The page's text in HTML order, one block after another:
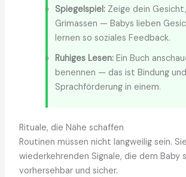
Spiegelspiel:Zeige dein
Grimassen — Babys lieben
lernen so soziales Feedback.
Ruhiges Lesen:Ein Buch
benennen — das ist Bindung und
Sprachförderung in einem.
Rituale, die Nähe schaffen
Routinen müssen nicht langweilig sein.
wiederkehrenden Signale, die dem Baby
vorhersehbar und sicher.